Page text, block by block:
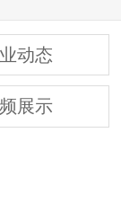
动态
展示